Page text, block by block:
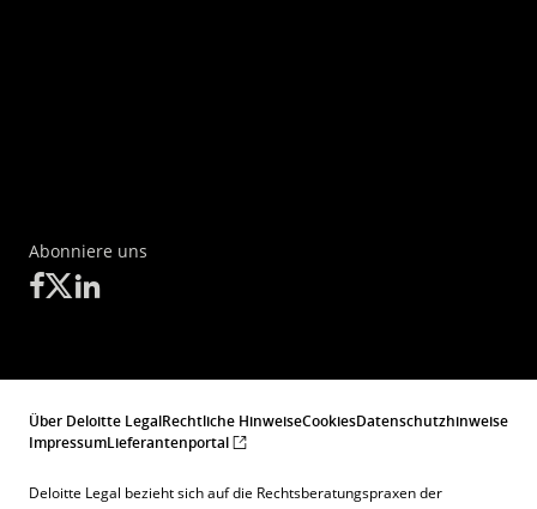
Abonniere uns
Über Deloitte LegalRechtliche HinweiseCookiesDatenschutzhinweise
ImpressumLieferantenportal
Deloitte Legal bezieht sich auf die Rechtsberatungspraxen der